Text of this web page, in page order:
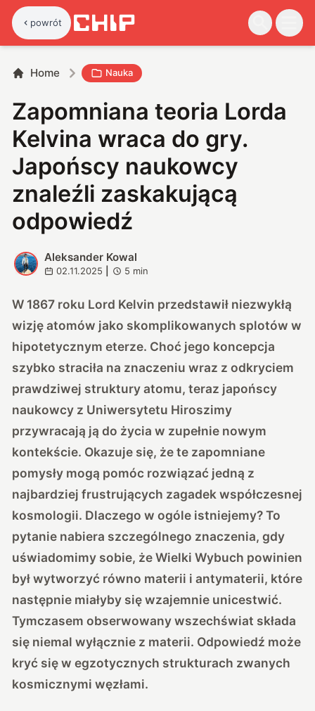
powrót
Home Nauka
Zapomniana teoria Lorda
Kelvina wraca do gry.
Japońscy naukowcy
znaleźli zaskakującą
odpowiedź
A
Aleksander Kowal
02.11.2025 5 min
W 1867 roku Lord Kelvin przedstawił niezwykłą
wizję atomów jako skomplikowanych splotów w
hipotetycznym eterze. Choć jego koncepcja
szybko straciła na znaczeniu wraz z odkryciem
prawdziwej struktury atomu, teraz japońscy
naukowcy z Uniwersytetu Hiroszimy
przywracają ją do życia w zupełnie nowym
kontekście. Okazuje się, że te zapomniane
pomysły mogą pomóc rozwiązać jedną z
najbardziej frustrujących zagadek współczesnej
kosmologii. Dlaczego w ogóle istniejemy? To
pytanie nabiera szczególnego znaczenia, gdy
uświadomimy sobie, że Wielki Wybuch powinien
był wytworzyć równo materii i antymaterii, które
następnie miałyby się wzajemnie unicestwić.
Tymczasem obserwowany wszechświat składa
się niemal wyłącznie z materii. Odpowiedź może
kryć się w egzotycznych strukturach zwanych
kosmicznymi węzłami.